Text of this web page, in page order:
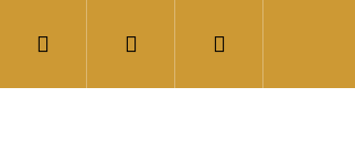
Přihlášení